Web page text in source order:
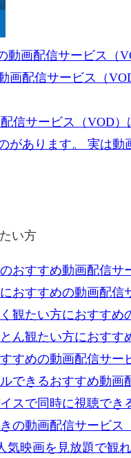
配信サービス（
信サービス（VOD
があります。 実は
い方
おすすめ動画配信サ
おすすめの動画配信
観たい方におすすめ
ん観たい方におすす
すめの動画配信サー
できるおすすめ動画
スで同時に視聴でき
の動画配信サービス
気映画を見放題で観